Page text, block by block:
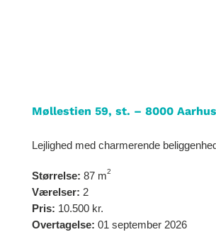
Møllestien 59, st. – 8000
Lejlighed med charmerende
Størrelse: 87 m2
Værelser: 2
Pris: 10.500 kr.
Overtagelse: 01 september 2026